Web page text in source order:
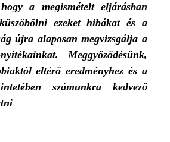
a megismételt eljárásban
ezeket hibákat és a
újra alaposan megvizsgálja a
Meggyőződésünk,
eltérő eredményhez és a
számunkra kedvező